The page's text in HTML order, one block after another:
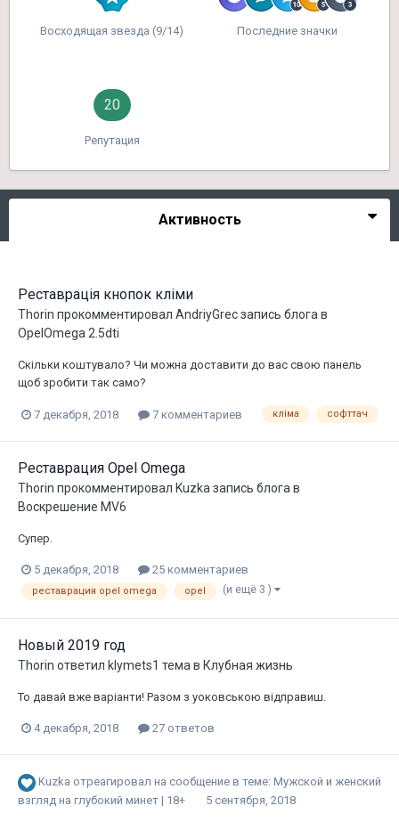
Восходящая звезда (9/14) Последние значки
20
Репутация
Активность
Реставрація кнопок кліми
Thorin прокомментировал AndriyGrecзапись блога в
OpelOmega 2.5dti
Скільки коштувало? Чи можна доставити до вас свою панель
щоб зробити так само?
7 декабря, 2018 7 комментариев кліма софттач
Реставрация Opel Omega
Thorin прокомментировал Kuzkaзапись блога в
Воскрешение MV6
Супер.
5 декабря, 2018 25 комментариев
реставрация opel omega opel (и ещё 3 )
Новый 2019 год
Thorin ответил klymets1 тема в Клубная жизнь
То давай вже варіанти! Разом з уоковською відправиш.
4 декабря, 2018 27 ответов
Kuzka отреагировал на сообщение в теме: Мужской и женский
взгляд на глубокий минет | 18+
5 сентября, 2018